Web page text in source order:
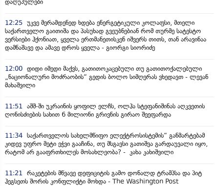
დაღუპულები
12:25 უკვე მერამდენედ ხდება ენერგეტიკული კოლაფსი, მთელი
საქართველო გაითიშა და პასუხად გვეუბნებიან რომ თურმე სატესტო
ვერსიები ჰქონიათ, ყველა ერთმანეთისკენ იშვერს თითს, თან არავინაა
დამნაშავე და ამავე დროს ყველა - გიორგი სიორიძე
12:00 დიდი იმედი მაქვს, გათითოკაცებული თუ გათითოქალებული
„ნაციონალური მოძრაობის“ გედის ბოლო სიმღერას ვხედავთ - ლევან
მახაშვილი
11:51
აშშ-ში უკრაინის ყოფილ ელჩს, ოლჰა სტეფანიშინას აღკვეთის
ღონისძიების სახით 6 მილიონი გრივნის გირაო შეეფარდა
11:34 საქართველოს სახელმწიფო ელექტროსისტემის“ განმარტებამ
კიდევ უფრო მეტი ეჭვი გააჩინა, თუ მსგავსი გათიშვა გარდაუვალი იყო,
რატომ არ გააფრთხილეს მოსახლეობა? - კახა კახიშვილი
11:21
რაკეტების მწვავე დეფიციტის გამო დონალდ ტრამპსა და პიტ
ჰეგსეთს შორის კონფლიქტი მოხდა - The Washington Post